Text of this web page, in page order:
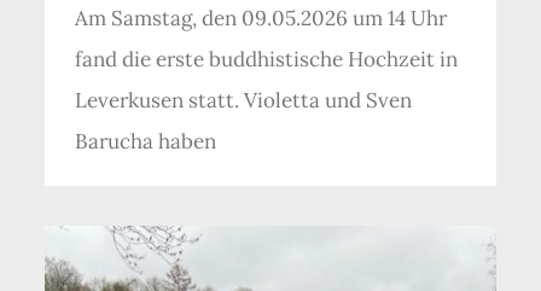
Am Samstag, den 09.05.2026 um 14 Uhr
fand die erste buddhistische Hochzeit in
Leverkusen statt. Violetta und Sven
Barucha haben